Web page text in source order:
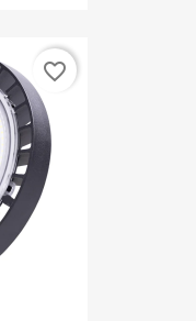
favorite_border